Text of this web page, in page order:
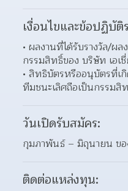
เงื่อนไขและข้อปฏิบัติ
ผลงานที่ได้รับรางวัล/ผ
กรรมสิทธิ์ของ บริษัท เอเ
สิทธิบัตรหรืออนุบัตรที่เกิ
ทีมชนะเลิศถือเป็นกรรม
วันเปิดรับสมัคร:
กุมภาพันธ์ – มิถุนายน ข
ติดต่อแหล่งทุน: